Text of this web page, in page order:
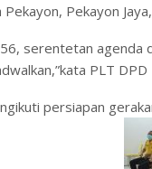
Pekayon
serentetan
PLT
persiapan